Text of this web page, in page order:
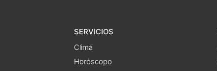
SERVICIOS
Clima
Horóscopo